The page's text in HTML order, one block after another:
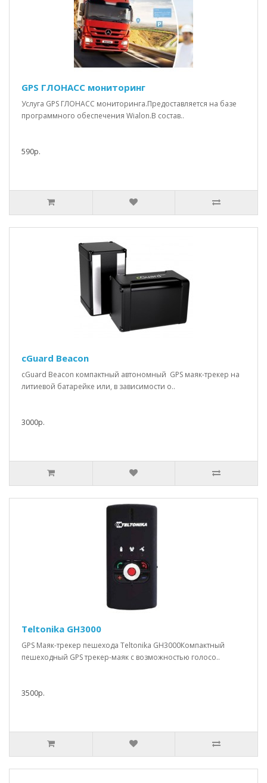
GPS ГЛОНАСС мониторинг
Услуга GPS ГЛОНАСС мониторинга.Предоставляется на базе
программного обеспечения Wialon.В состав..
590р.
cGuard Beacon
cGuard Beacon компактный автономный GPS маяк-трекер на
литиевой батарейке или, в зависимости о..
3000р.
Teltonika GH3000
GPS Маяк-трекер пешехода Teltonika GH3000Компактный
пешеходный GPS трекер-маяк с возможностью голосо..
3500р.